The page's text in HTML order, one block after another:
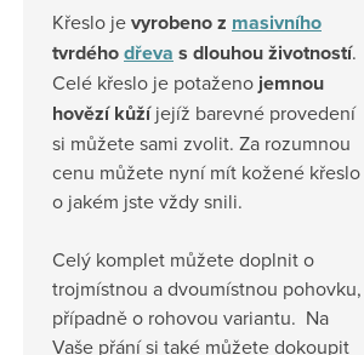
Křeslo jevyrobeno z masivního
tvrdéhodřeva s dlouhou životností.
Celé křeslo je potaženojemnou
hovězí kůžíjejíž barevné provedení
si můžete sami zvolit. Za rozumnou
cenu můžete nyní mít kožené křeslo
o jakém jste vždy snili.
Celý komplet můžete doplnit o
trojmístnou a dvoumístnou pohovku,
případně o rohovou variantu. Na
Vaše přání si také můžete dokoupit